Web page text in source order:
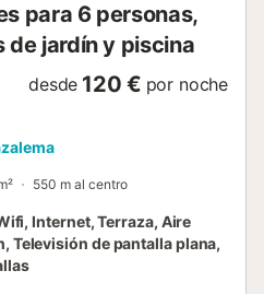
para 6 personas,
de jardín y piscina
desde 120 € por noche
550 m al centro
Internet, Terraza, Aire
Televisión de pantalla plana,